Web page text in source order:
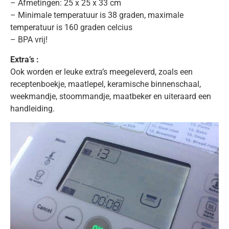
– Afmetingen: 25 x 25 x 33 cm
– Minimale temperatuur is 38 graden, maximale
temperatuur is 160 graden celcius
– BPA vrij!
Extra’s :
Ook worden er leuke extra’s meegeleverd, zoals een
receptenboekje, maatlepel, keramische binnenschaal,
weekmandje, stoommandje, maatbeker en uiteraard een
handleiding.